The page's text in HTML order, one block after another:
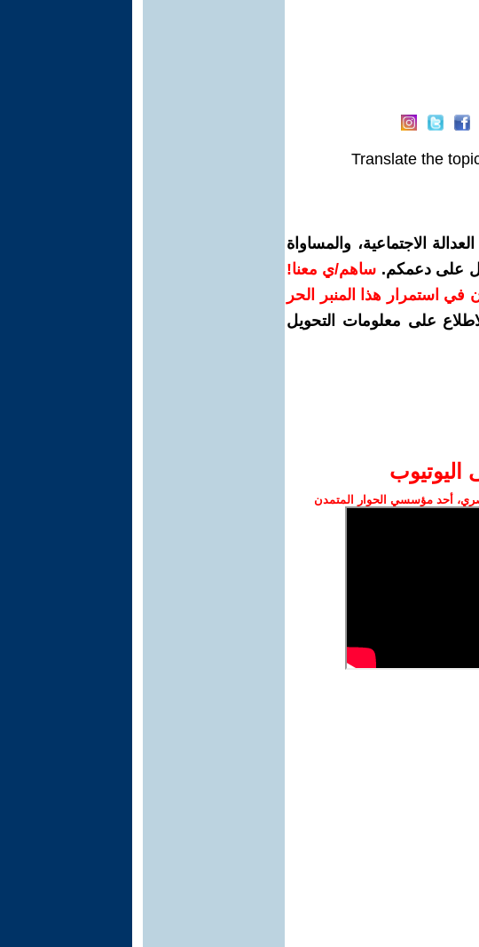
Translate the
الاجتماعية، والمساواة
على دعمكم. ساهم/ي معنا!
في استمرار هذا المنبر الحر
على معلومات التحويل
اليوتيوب
أحد مؤسسي الحوار المتمدن